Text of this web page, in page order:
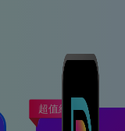
超值組合